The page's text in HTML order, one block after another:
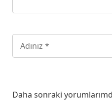
Daha sonraki